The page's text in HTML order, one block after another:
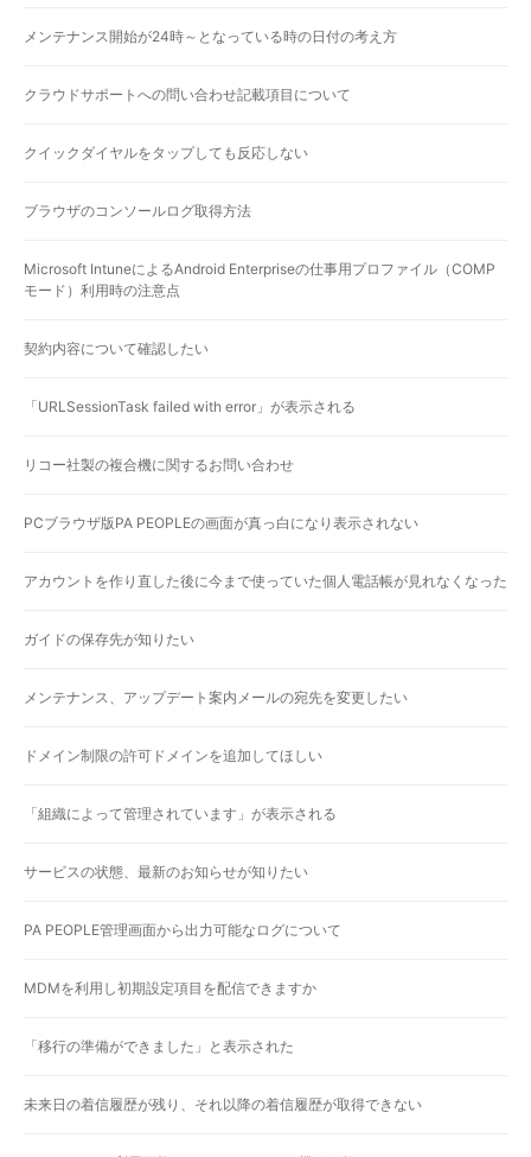
メンテナンス開始が24時～となっている時の日付の考え方
クラウドサポートへの問い合わせ記載項目について
クイックダイヤルをタップしても反応しない
ブラウザのコンソールログ取得方法
Microsoft IntuneによるAndroid Enterpriseの仕事用プロファイル（COMP
モード）利用時の注意点
契約内容について確認したい
「URLSessionTask failed with error」が表示される
リコー社製の複合機に関するお問い合わせ
PCブラウザ版PA PEOPLEの画面が真っ白になり表示されない
アカウントを作り直した後に今まで使っていた個人電話帳が見れなくなった
ガイドの保存先が知りたい
メンテナンス、アップデート案内メールの宛先を変更したい
ドメイン制限の許可ドメインを追加してほしい
「組織によって管理されています」が表示される
サービスの状態、最新のお知らせが知りたい
PA PEOPLE管理画面から出力可能なログについて
MDMを利用し初期設定項目を配信できますか
「移行の準備ができました」と表示された
未来日の着信履歴が残り、それ以降の着信履歴が取得できない